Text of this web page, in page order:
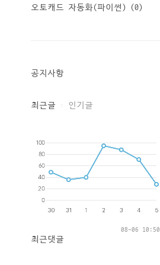
오토캐드 자동화(파이썬) (0)
공지사항
최근글 인기글
08-06 10:50
최근댓글